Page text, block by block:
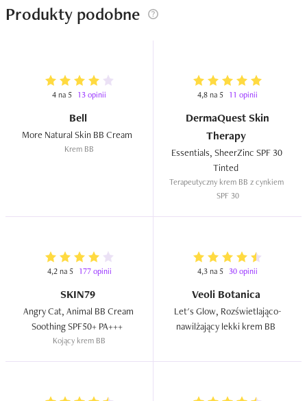
pomarańczowy . Na szczęście nie wyglądam jak
marchewka, krem dodaje bardzo ładnego i zdrowego
kolorytu. Jakbym była opalona,a jestem dość blada więc
Jak nie mam czasu czy ochoty na makijaż to używam
tylko tego kremu i cera naprawdę lepiej wygląda, podkład
Krem dobrze też współgra z innymi produktami do
pielęgnacji i podkładami czy pudrami. Skład świetny,
naturalny. Produkt wegański a przy okazji kupując
Produkty podobne
4 na 5 13 opinii
Bell
Krem BB
4,8 na 5 11 opinii
DermaQuest Skin
Therapy
Essentials, SheerZinc SPF 30
Terapeutyczny krem BB z cynkiem
SPF 30
4,2 na 5 177 opinii
SKIN79
Angry Cat, Animal BB Cream
Kojący krem BB
4,3 na 5 30 opinii
Veoli Botanica
Let's Glow, Rozświetlająco-